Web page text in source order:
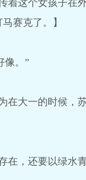
这个女孩子在
赛克了。】
。”
大一的时候，
，还要以绿水